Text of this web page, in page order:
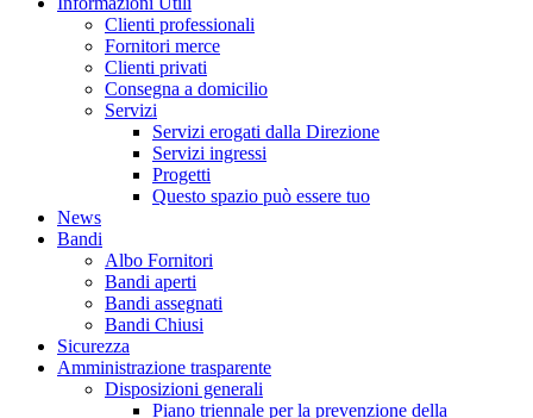
Clienti professionali
Fornitori merce
Clienti privati
Consegna a domicilio
Servizi
Servizi erogati dalla Direzione
Servizi ingressi
Progetti
Questo spazio può essere tuo
News
Bandi
Albo Fornitori
Bandi aperti
Bandi assegnati
Bandi Chiusi
Sicurezza
Amministrazione trasparente
Disposizioni generali
Piano triennale per la prevenzione della